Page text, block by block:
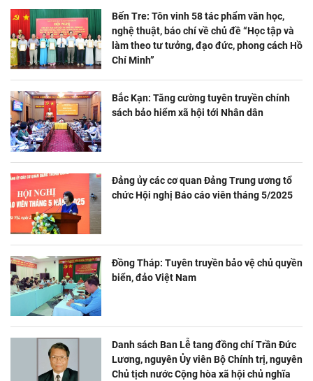
Bến Tre: Tôn vinh 58 tác phẩm văn học,
nghệ thuật, báo chí về chủ đề “Học tập và
làm theo tư tưởng, đạo đức, phong cách Hồ
Chí Minh”
Bắc Kạn: Tăng cường tuyên truyền chính
sách bảo hiểm xã hội tới Nhân dân
Đảng ủy các cơ quan Đảng Trung ương tổ
chức Hội nghị Báo cáo viên tháng 5/2025
Đồng Tháp: Tuyên truyền bảo vệ chủ quyền
biển, đảo Việt Nam
Danh sách Ban Lễ tang đồng chí Trần Đức
Lương, nguyên Ủy viên Bộ Chính trị, nguyên
Chủ tịch nước Cộng hòa xã hội chủ nghĩa